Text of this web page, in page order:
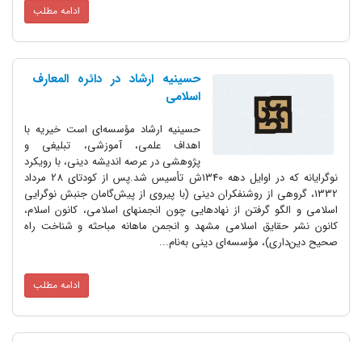
ادامه مطلب
حسینیه ارشاد در دائره المعارف
اسلامی
حسینیه ارشاد مؤسسه‌اى است خیریه با
اهداف علمى، آموزشى، تبلیغى و
پژوهشى در عرصه اندیشه دینى، با رویکرد
نوگرایانه که در اوایل دهه 1340ش تأسیس شد.پس از کودتاى 28 مرداد
1332، گروهى از روشنفکران دینى (با پیروى از پیش‌گامان جنبش نوگرایى
اسلامى و الگو گرفتن از نهادهایى چون انجمنهاى اسلامى، کانون اسلام،
کانون نشر حقایق اسلامى مشهد و انجمن ماهانه مباحثه و شناخت راه
صحیح دین‌دارى)، مؤسسه‌اى دینى به‌نام...
ادامه مطلب